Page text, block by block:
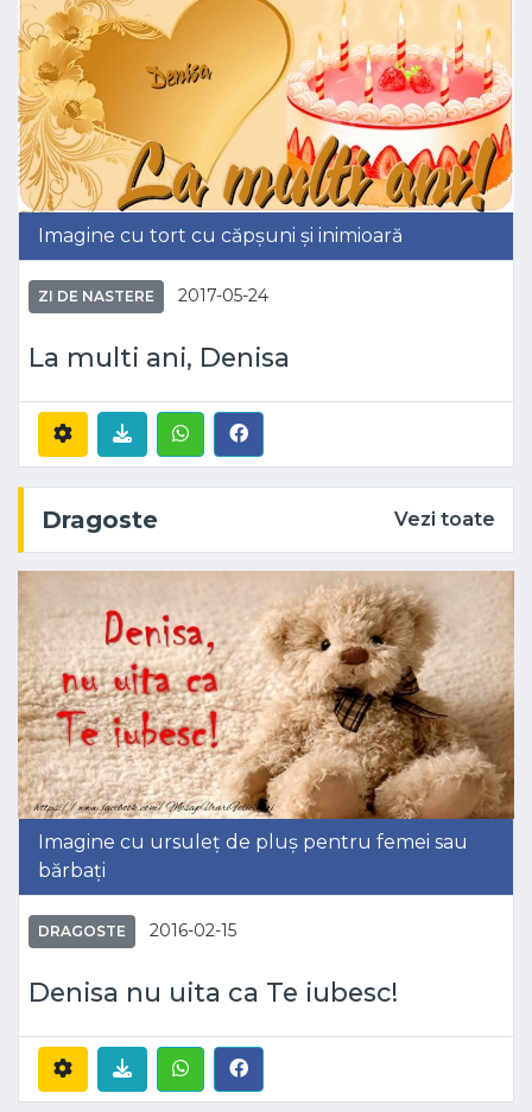
Imagine cu tort cu căpșuni și inimioară
ZI DE NASTERE 2017-05-24
La multi ani, Denisa
Dragoste Vezi toate
Imagine cu ursuleț de pluș pentru femei sau
bărbați
DRAGOSTE 2016-02-15
Denisa nu uita ca Te iubesc!